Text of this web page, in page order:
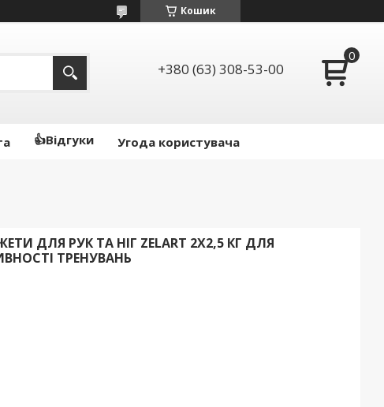
Кошик
+380 (63) 308-53-00
👍Відгуки Угода користувача
ДЛЯ РУК ТА НІГ ZELART 2X2,5 КГ ДЛЯ
ТРЕНУВАНЬ